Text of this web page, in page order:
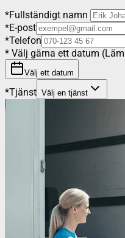
*Fullständigt namn
*E-post
*Telefon
* Välj gärna ett datum
Välj ett datum
*Tjänst Välj en tjänst